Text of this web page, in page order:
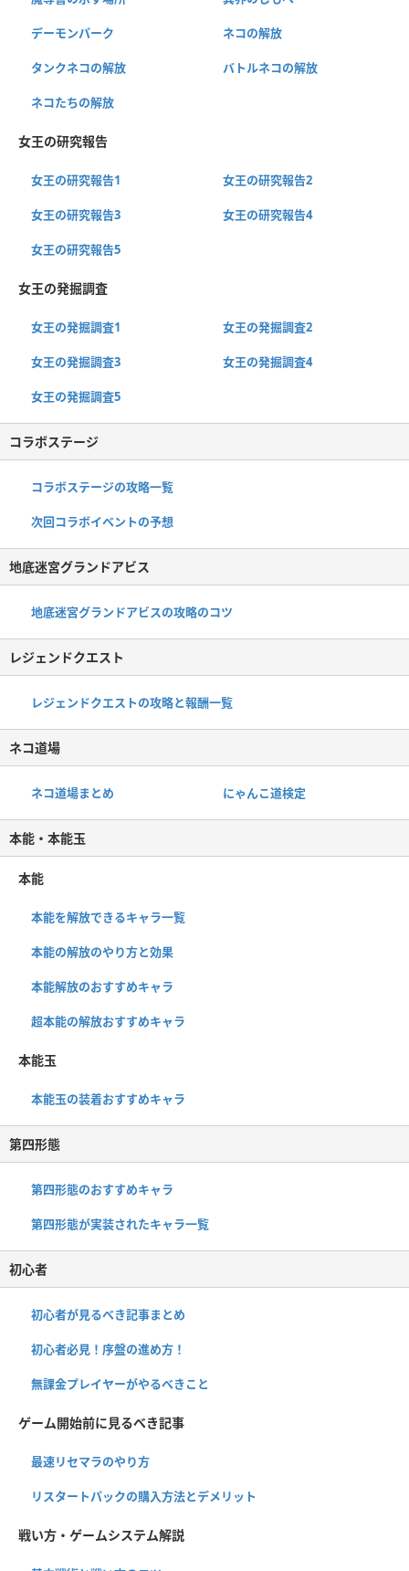
デーモンパーク ネコの解放
タンクネコの解放 バトルネコの解放
ネコたちの解放
女王の研究報告
女王の研究報告1 女王の研究報告2
女王の研究報告3 女王の研究報告4
女王の研究報告5
女王の発掘調査
女王の発掘調査1 女王の発掘調査2
女王の発掘調査3 女王の発掘調査4
女王の発掘調査5
コラボステージ
コラボステージの攻略一覧
次回コラボイベントの予想
地底迷宮グランドアビス
地底迷宮グランドアビスの攻略のコツ
レジェンドクエスト
レジェンドクエストの攻略と報酬一覧
ネコ道場
ネコ道場まとめ にゃんこ道検定
本能・本能玉
本能
本能を解放できるキャラ一覧
本能の解放のやり方と効果
本能解放のおすすめキャラ
超本能の解放おすすめキャラ
本能玉
本能玉の装着おすすめキャラ
第四形態
第四形態のおすすめキャラ
第四形態が実装されたキャラ一覧
初心者
初心者が見るべき記事まとめ
初心者必見！序盤の進め方！
無課金プレイヤーがやるべきこと
ゲーム開始前に見るべき記事
最速リセマラのやり方
リスタートパックの購入方法とデメリット
戦い方・ゲームシステム解説